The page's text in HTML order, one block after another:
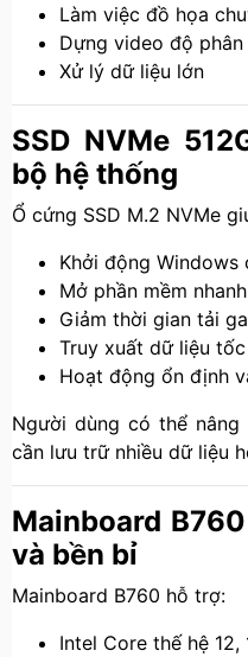
Làm việc đồ họa
Dựng video độ
Xử lý dữ liệu lớn
SSD NVMe
bộ hệ thống
Ổ cứng SSD M.2 NVMe
Khởi động Windows
Mở phần mềm
Giảm thời gian tải
Truy xuất dữ liệu
Hoạt động ổn định
Người dùng có thể nâng
cần lưu trữ nhiều dữ liệu
Mainboard
và bền bỉ
Mainboard B760 hỗ trợ:
Intel Core thế hệ 12,